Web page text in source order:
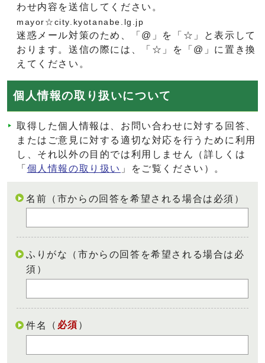
わせ内容を送信してください。
mayor☆city.kyotanabe.lg.jp
迷惑メール対策のため、「@」を「☆」と表示して
おります。送信の際には、「☆」を「@」に置き換
えてください。
個人情報の取り扱いについて
取得した個人情報は、お問い合わせに対する回答、
またはご意見に対する適切な対応を行うために利用
し、それ以外の目的では利用しません（詳しくは
「 個人情報の取り扱い 」をご覧ください）。
名前（市からの回答を希望される場合は必須）
ふりがな（市からの回答を希望される場合は必
須）
件名 （ 必須 ）